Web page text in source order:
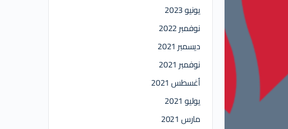
يونيو 2023
نوفمبر 2022
ديسمبر 2021
نوفمبر 2021
أغسطس 2021
يوليو 2021
مارس 2021